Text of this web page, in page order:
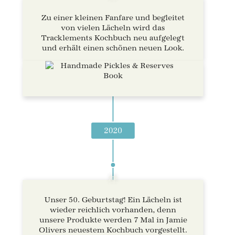
Zu einer kleinen Fanfare und begleitet
von vielen Lächeln wird das
Tracklements Kochbuch neu aufgelegt
und erhält einen schönen neuen Look.
2020
Unser 50. Geburtstag! Ein Lächeln ist
wieder reichlich vorhanden, denn
unsere Produkte werden 7 Mal in Jamie
Olivers neuestem Kochbuch vorgestellt.